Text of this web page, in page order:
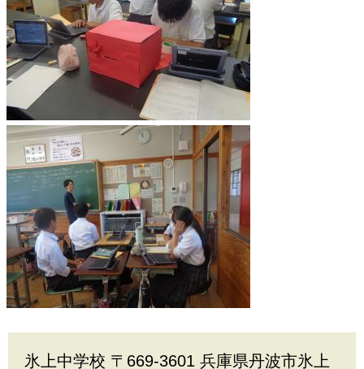
氷上中学校 〒669-3601 兵庫県丹波市氷上